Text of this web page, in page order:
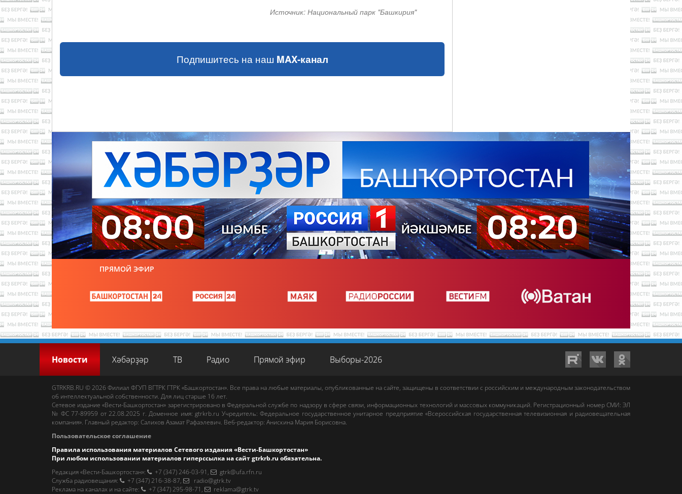
Источник: Национальный парк "Башкирия"
Подпишитесь на наш MAX-канал
ПРЯМОЙ ЭФИР
Новости Хәбәрҙәр ТВ Радио Прямой эфир Выборы-2026
GTRKRB.RU © 2026 Филиал ФГУП ВГТРК ГТРК «Башкортостан». Все права на любые материалы, опубликованные на сайте, защищены в соответствии с российским и международным законодательством
об интеллектуальной собственности. Для лиц старше 16 лет.
Сетевое издание «Вести-Башкортостан» зарегистрировано в Федеральной службе по надзору в сфере связи, информационных технологий и массовых коммуникаций. Регистрационный номер СМИ: ЭЛ
№ ФС 77-89959 от 22.08.2025 г. Доменное имя:gtrkrb.ru Учредитель: Федеральное государственное унитарное предприятие «Всероссийская государственная телевизионная и радиовещательная
компания». Главный редактор: Салихов Азамат Рафаэлевич. Веб-редактор: Анискина Мария Борисовна.
Пользовательское соглашение
Правила использования материалов Сетевого издания «Вести-Башкортостан»
При любом использовании материалов гиперссылка на сайтgtrkrb.ru обязательна.
Редакция «Вести-Башкортостан»: +7 (347) 246-03-91 ,
gtrk@ufa.rfn.ru
Cлужба радиовещания: +7 (347) 216-38-87,
radio@gtrk.tv
Реклама на каналах и на сайте: +7 (347) 295-98-71 , reklama@gtrk.tv